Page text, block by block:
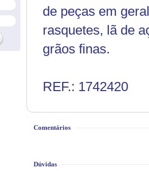
de peças em
rasquetes, lã de
grãos finas.
REF.: 1742420
Comentários
Dúvidas